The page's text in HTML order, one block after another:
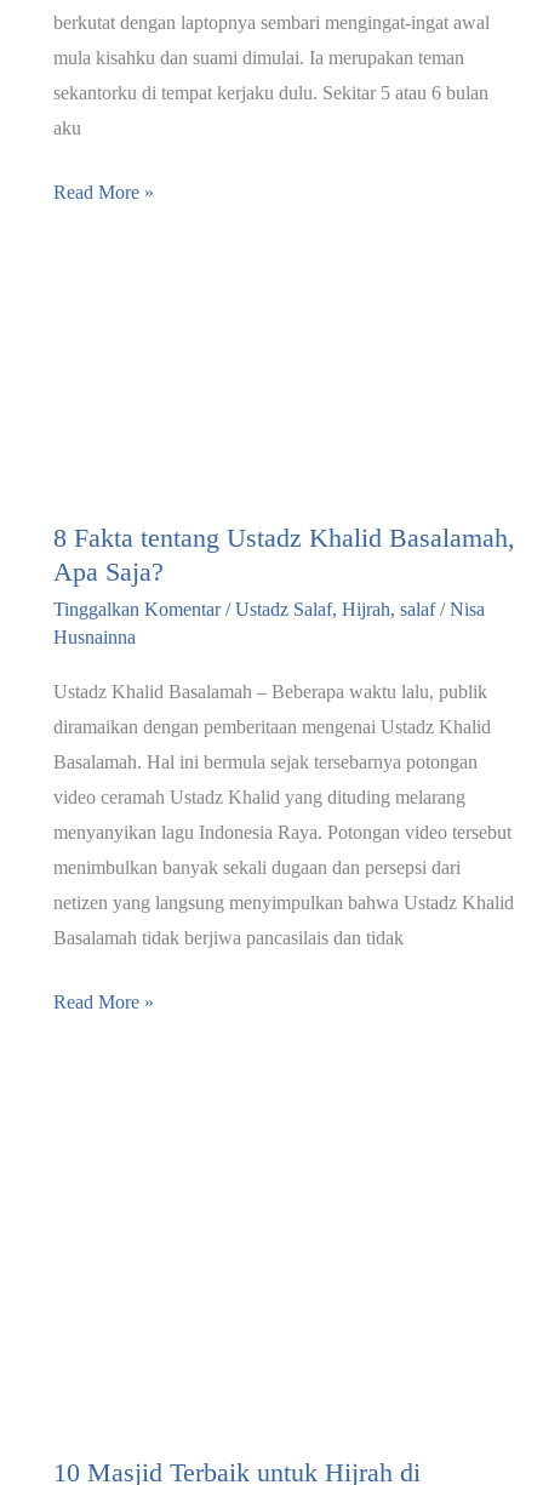
berkutat dengan laptopnya sembari mengingat-ingat awal
mula kisahku dan suami dimulai. Ia merupakan teman
sekantorku di tempat kerjaku dulu. Sekitar 5 atau 6 bulan
aku
Takdir
Read More »
8 Fakta tentang Ustadz Khalid Basalamah,
Apa Saja?
Tinggalkan Komentar /Ustadz Salaf, Hijrah, salaf/Nisa
Husnainna
Ustadz Khalid Basalamah – Beberapa waktu lalu, publik
diramaikan dengan pemberitaan mengenai Ustadz Khalid
Basalamah. Hal ini bermula sejak tersebarnya potongan
video ceramah Ustadz Khalid yang dituding melarang
menyanyikan lagu Indonesia Raya. Potongan video tersebut
menimbulkan banyak sekali dugaan dan persepsi dari
netizen yang langsung menyimpulkan bahwa Ustadz Khalid
Basalamah tidak berjiwa pancasilais dan tidak
8
Read More »
10 Masjid Terbaik untuk Hijrah di